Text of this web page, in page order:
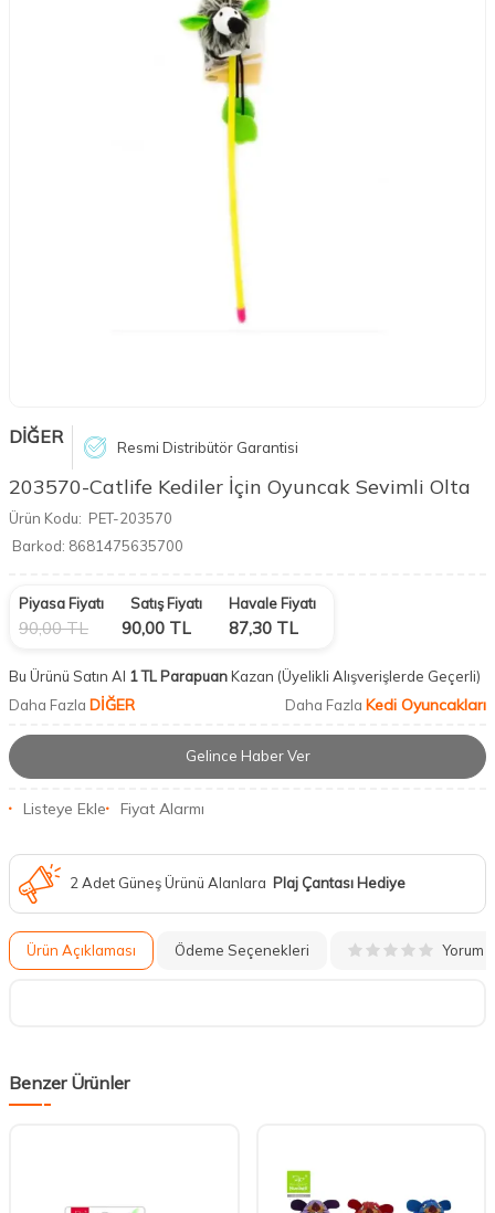
DİĞER Resmi Distribütör Garantisi
203570-Catlife Kediler İçin Oyuncak Sevimli Olta
Ürün Kodu: PET-203570
Barkod: 8681475635700
Piyasa Fiyatı
90,00TL
Satış Fiyatı
90,00 TL
Havale Fiyatı
87,30 TL
Bu Ürünü Satın Al 1 TL ParapuanKazan (Üyelikli Alışverişlerde Geçerli)
Daha Fazla DİĞER Daha Fazla Kedi Oyuncakları
Gelince Haber Ver
Listeye Ekle Fiyat Alarmı
2 Adet Güneş Ürünü Alanlara Plaj Çantası Hediye
Ürün Açıklaması Ödeme Seçenekleri Yorum
Benzer Ürünler